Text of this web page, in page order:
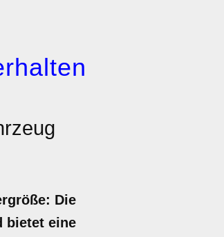
Die
bietet eine